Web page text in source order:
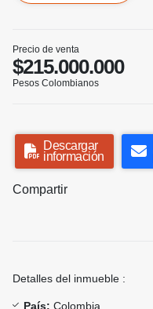
Precio de venta
$215.000.000
Pesos Colombianos
Descargar
información
Compartir
Detalles del inmueble :
País: Colombia